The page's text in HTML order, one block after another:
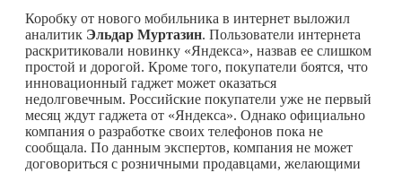
Коробку от нового мобильника в интернет выложил
аналитик Эльдар Муртазин. Пользователи интернета
раскритиковали новинку «Яндекса», назвав ее слишком
простой и дорогой. Кроме того, покупатели боятся, что
инновационный гаджет может оказаться
недолговечным. Российские покупатели уже не первый
месяц ждут гаджета от «Яндекса». Однако официально
компания о разработке своих телефонов пока не
сообщала. По данным экспертов, компания не может
договориться с розничными продавцами, желающими